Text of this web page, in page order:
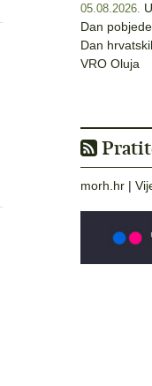
05.08.2026.
Dan
Dan
VRO Oluja
morh.hr |